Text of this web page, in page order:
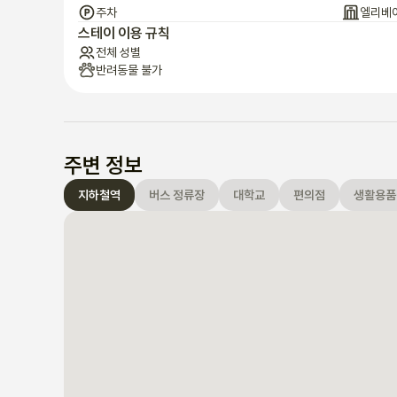
주차 엘리베
스테이 이용 규칙
전체 성별
반려동물 불가
주변 정보
지하철역 버스 정류장 대학교 편의점 생활용